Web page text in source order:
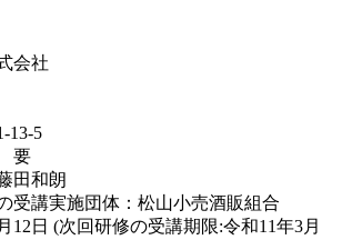
会社
13-5
要
田和朗
受講実施団体：松山小売酒販組合
12日 (次回研修の受講期限:令和11年3月